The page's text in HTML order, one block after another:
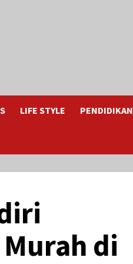
LIFE STYLE PENDIDIKAN
di